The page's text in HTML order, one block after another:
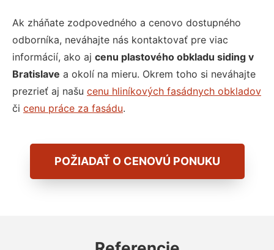
Ak zháňate zodpovedného a cenovo dostupného
odborníka, neváhajte nás kontaktovať pre viac
informácií, ako aj cenu plastového obkladu siding v
Bratislave a okolí na mieru. Okrem toho si neváhajte
prezrieť aj našu cenu hliníkových fasádnych obkladov
či cenu práce za fasádu.
POŽIADAŤ O CENOVÚ PONUKU